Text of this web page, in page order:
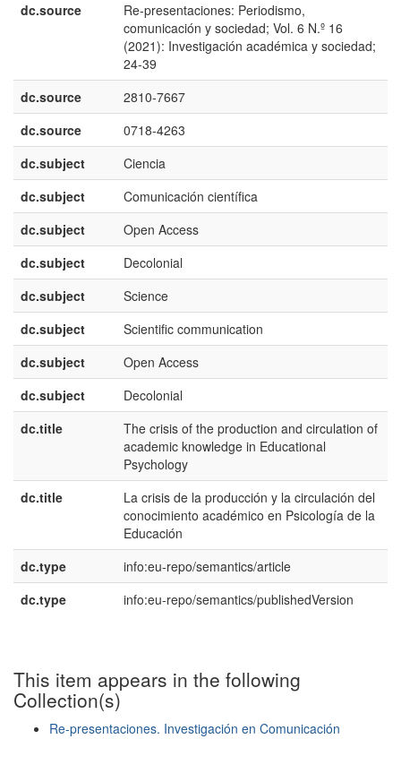
dc.source
Re-presentaciones: Periodismo,
comunicación y sociedad; Vol. 6 N.º 16
(2021): Investigación académica y sociedad;
24-39
dc.source
2810-7667
dc.source
0718-4263
dc.subject
Ciencia
dc.subject
Comunicación científica
dc.subject
Open Access
dc.subject
Decolonial
dc.subject
Science
dc.subject
Scientific communication
dc.subject
Open Access
dc.subject
Decolonial
dc.title
The crisis of the production and circulation of
academic knowledge in Educational
Psychology
dc.title
La crisis de la producción y la circulación del
conocimiento académico en Psicología de la
Educación
dc.type
info:eu-repo/semantics/article
dc.type
info:eu-repo/semantics/publishedVersion
This item appears in the following
Collection(s)
Re-presentaciones. Investigación en Comunicación